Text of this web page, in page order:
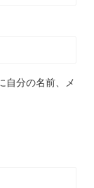
自分の名前、メ